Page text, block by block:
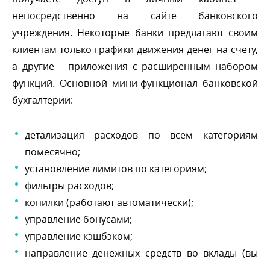
непосредственно на сайте банковского
учреждения. Некоторые банки предлагают своим
клиентам только графики движения денег на счету,
а другие – приложения с расширенным набором
функций. Основной мини-функционал банковской
ухгалтерии:
детализация расходов по всем категориям
помесячно;
установление лимитов по категориям;
фильтры расходов;
копилки (работают автоматически);
управление бонусами;
управление кэшбэком;
направление денежных средств во вклады (вы